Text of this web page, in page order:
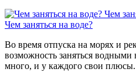
Чем
Чем заняться на воде?
Во время отпуска на морях и
возможность заняться
много, и у каждого свои плюсы.